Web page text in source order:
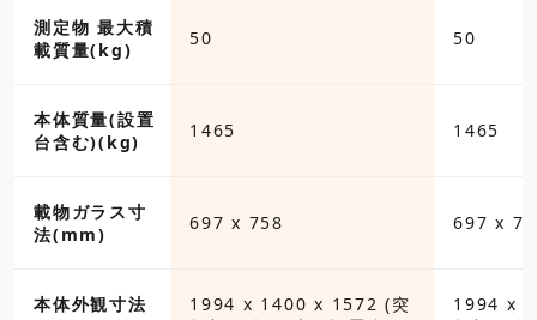
測定物 最大積
載質量(kg)
50 50
本体質量(設置
台含む)(kg)
1465 1465
載物ガラス寸
法(mm)
697 x 758 697 x
本体外観寸法
1994 x 1400 x 1572 (突
1994 x